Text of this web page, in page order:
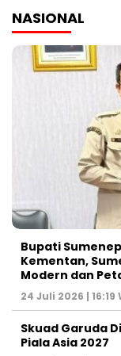
NASIONAL
Bupati
Kementan,
Modern dan
24 Juli 2026 | 16:19
Skuad Garuda
Piala Asia 2027